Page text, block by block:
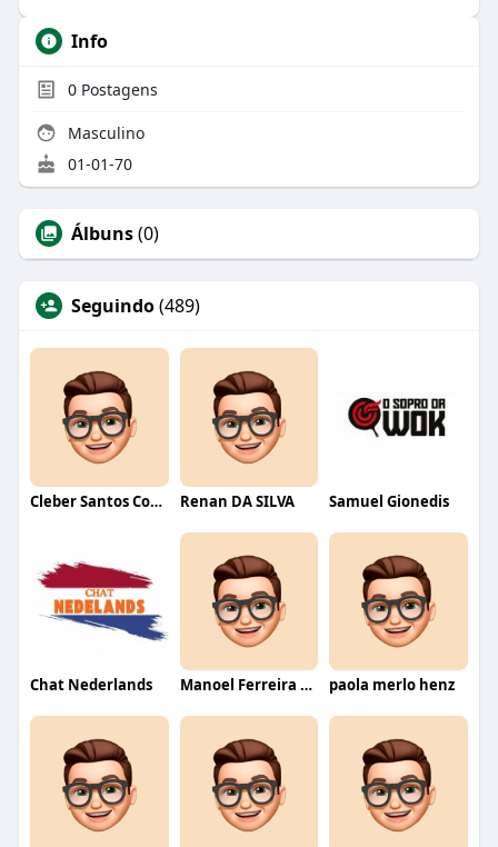
Info
0Postagens
Masculino
01-01-70
Álbuns(0)
Seguindo(489)
Cleber Santos Costa Renan DA SILVA Samuel Gionedis
Chat Nederlands Manoel Ferreira dos Santos junior paola merlo henz